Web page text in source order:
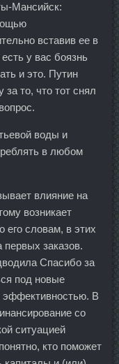
Мансийск:
вставив ее в
у вас боязнь
и это. Путин
то, что тот снял
воды и
в любом
влияние на
возникает
словам, в этих
заказов.
Спасибо за
под новые
эффективностью. В
со
ситуацией
кто поможет